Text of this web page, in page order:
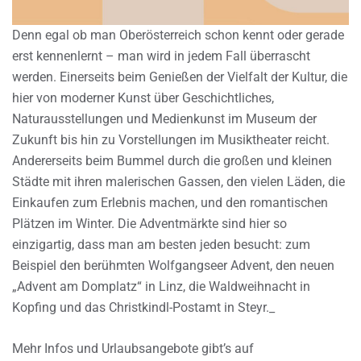
Denn egal ob man Oberösterreich schon kennt oder gerade
erst kennenlernt – man wird in jedem Fall überrascht
werden. Einerseits beim Genießen der Vielfalt der Kultur, die
hier von moderner Kunst über Geschichtliches,
Naturausstellungen und Medienkunst im Museum der
Zukunft bis hin zu Vorstellungen im Musiktheater reicht.
Andererseits beim Bummel durch die großen und kleinen
Städte mit ihren malerischen Gassen, den vielen Läden, die
Einkaufen zum Erlebnis machen, und den romantischen
Plätzen im Winter. Die Adventmärkte sind hier so
einzigartig, dass man am besten jeden besucht: zum
Beispiel den berühmten Wolfgangseer Advent, den neuen
„Advent am Domplatz“ in Linz, die Waldweihnacht in
Kopfing und das Christkindl-Postamt in Steyr._
Mehr Infos und Urlaubsangebote gibt’s auf